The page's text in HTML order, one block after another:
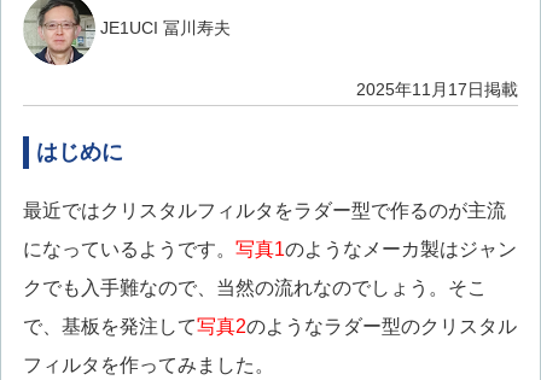
JE1UCI 冨川寿夫
2025年11月17日掲載
はじめに
最近ではクリスタルフィルタをラダー型で作るのが主流
になっているようです。 写真1のようなメーカ製はジャン
クでも入手難なので、当然の流れなのでしょう。そこ
で、基板を発注して写真2のようなラダー型のクリスタル
フィルタを作ってみました。